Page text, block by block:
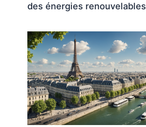
des énergies renouvelables